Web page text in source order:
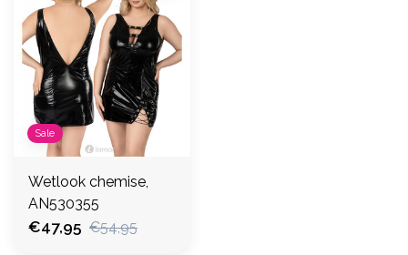
Sale
Wetlook chemise,
AN530355
€47,95 €54,95